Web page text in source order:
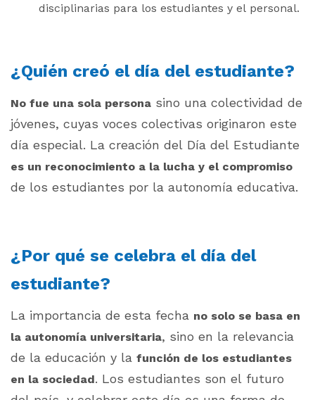
disciplinarias para los estudiantes y el personal.
¿Quién creó el día del estudiante?
No fue una sola persona sino una colectividad de
jóvenes, cuyas voces colectivas originaron este
día especial. La creación del Día del Estudiante
es un reconocimiento a la lucha y el compromiso
de los estudiantes por la autonomía educativa.
¿Por qué se celebra el día del
estudiante?
La importancia de esta fecha no solo se basa en
la autonomía universitaria, sino en la relevancia
de la educación y la función de los estudiantes
en la sociedad. Los estudiantes son el futuro